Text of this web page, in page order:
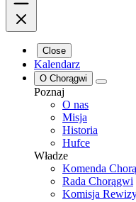
Close
Kalendarz
O Chorągwi
Poznaj
O nas
Misja
Historia
Hufce
Władze
Komenda
Rada Chorągwi
Komisja